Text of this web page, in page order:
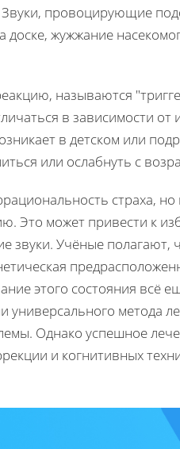
Звуки, провоцирующие
жужжание
называются
в зависимости
в детском или
или ослабнуть с
страха,
Это может привести к
звуки. Учёные полагают,
этого состояния всё
универсального метода
Однако успешное
и когнитивных